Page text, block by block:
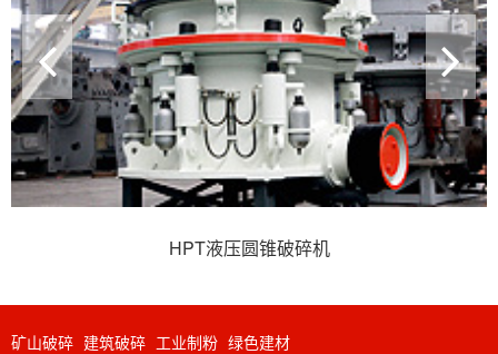
HPT液压圆锥破碎机
矿山破碎 建筑破碎 工业制粉 绿色建材